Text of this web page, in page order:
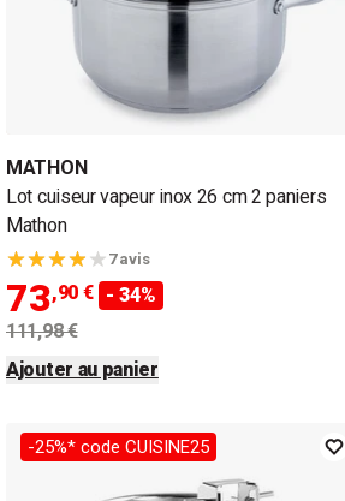
MATHON
Lot cuiseur vapeur inox 26 cm 2 paniers
Mathon
7 avis
73,90 €
- 34%
111,98 €
Ajouter au panier
-25%* code CUISINE25